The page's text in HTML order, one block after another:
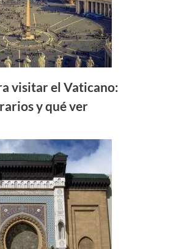
visitar el Vaticano:
y qué ver